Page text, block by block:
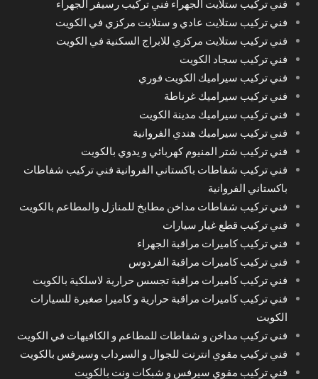
فني تركيب ستلايت الجهراء فني تركيب رسيفر الجهراء
فني تركيب ستلايت عادي و ستلايت مركزي في الكويت
فني تركيب ستلايت مركزي للابراج السكنية في الكويت
فني تركيب سجاد الكويت
فني تركيب سيراميك الكويت فوري
فني تركيب سيراميك غرناطة
فني تركيب سيراميك مدينة الكويت
فني تركيب سيراميك هندي الفروانية
فني تركيب شتر المنيوم كهربائي و يدوي بالكويت
فني تركيب شفاطات باكستاني الفروانية فني تركيب شفاطات
باكستاني الفروانية
فني تركيب شفاطات مداخن مطابخ للمنازل والمطاعم بالكويت
فني تركيب قطع غيار سيارات
فني تركيب كاميرات مراقبة الجهراء
فني تركيب كاميرات مراقبة الفردوس
فني تركيب كاميرات مراقبة تجسس حرارية لاسلكية بالكويت
فني تركيب كاميرات مراقبة حرارية و كاميرا صغيرة للسيارات
الكويت
فني تركيب مداخن و شفاطات للمطاعم و الكافيهات في الكويت
فني تركيب مقوي انترنت للجوال و السرداب وسيرفس بالكويت
فني تركيب مقوي سيرفس و شبكات ونت بالكويت